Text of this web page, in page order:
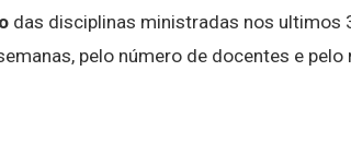
das disciplinas ministradas nos ultimos
pelo número de docentes e